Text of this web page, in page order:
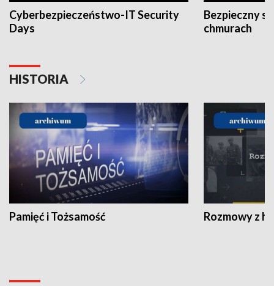
Cyberbezpieczeństwo-IT Security
Days
Bezpieczny
chmurach
HISTORIA
Pamięć i Tożsamość Rozmowy z